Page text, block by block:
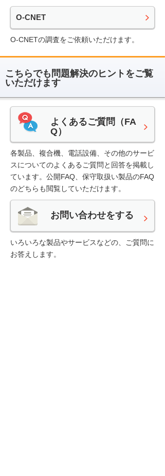
O-CNET
O-CNETの調査をご依頼いただけます。
こちらでも問題解決のヒントをご覧
いただけます
よくあるご質問（FA
Q）
各製品、複合機、電話設備、その他のサービ
スについてのよくあるご質問と回答を掲載し
ています。公開FAQ、保守取扱い製品のFAQ
のどちらも閲覧していただけます。
お問い合わせをする
いろいろな製品やサービスなどの、ご質問に
お答えします。